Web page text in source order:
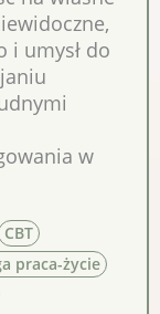
i umysł do
w
CBT
praca-życie